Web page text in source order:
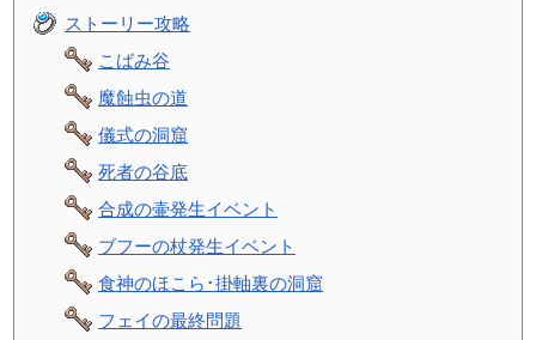
ストーリー攻略
こばみ谷
魔蝕虫の道
儀式の洞窟
死者の谷底
合成の壷発生イベント
ブフーの杖発生イベント
食神のほこら･掛軸裏の洞窟
フェイの最終問題